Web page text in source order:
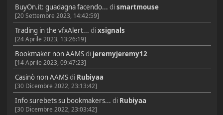
BuyOn.it: guadagna facendo... dismartmouse
[20 Settembre 2023, 14:42:59]
Trading in the vfxAlert... dixsignals
[24 Aprile 2023, 13:26:19]
Bookmaker non AAMSdi jeremyjeremy12
[14 Aprile 2023, 09:47:23]
Casinò non AAMSdi Rubiyaa
[30 Dicembre 2022, 23:13:42]
Info surebets su bookmakers... di Rubiyaa
[30 Dicembre 2022, 23:03:42]